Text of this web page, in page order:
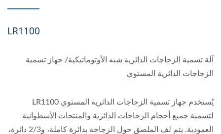
LR1100
آلة تسمية الزجاجات الدائرية شبه الأوتوماتيكية/ جهاز تسمية
الزجاجات الدائرية المستوي
يُستخدم جهاز تسمية الزجاجات الدائرية المستوي LR1100
لتسمية جميع أحجام الزجاجات الدائرية والمنتجات الأسطوانية
العمودية. يتم لف الملصق حول الزجاجة بدائرة كاملة، و2/3 دائرة،